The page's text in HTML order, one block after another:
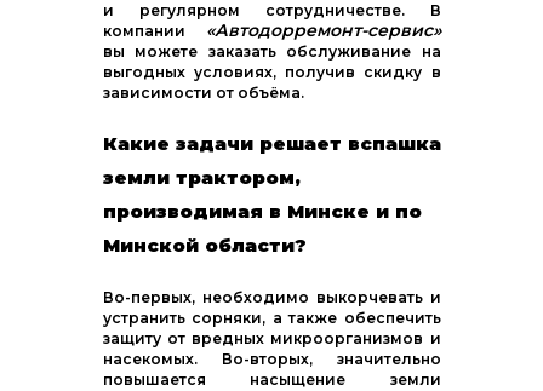
и регулярном сотрудничестве. В
компании «Автодорремонт-сервис»
вы можете заказать обслуживание на
выгодных условиях, получив скидку в
зависимости от объёма.
Какие задачи решает вспашка
земли трактором,
производимая в Минске и по
Минской области?
Во-первых, необходимо выкорчевать и
устранить сорняки, а также обеспечить
защиту от вредных микроорганизмов и
насекомых. Во-вторых, значительно
повышается насыщение земли